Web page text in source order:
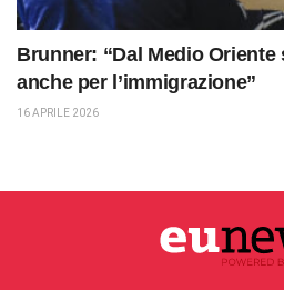
Brunner: “Dal Medio
anche per l’immigrazione”
16 APRILE 2026